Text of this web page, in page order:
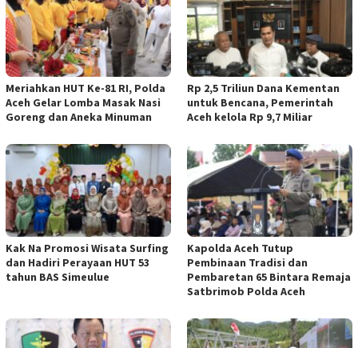
Meriahkan HUT Ke-81 RI, Polda
Aceh Gelar Lomba Masak Nasi
Goreng dan Aneka Minuman
Rp 2,5 Triliun Dana Kementan
untuk Bencana, Pemerintah
Aceh kelola Rp 9,7 Miliar
Kak Na Promosi Wisata Surfing
dan Hadiri Perayaan HUT 53
tahun BAS Simeulue
Kapolda Aceh Tutup
Pembinaan Tradisi dan
Pembaretan 65 Bintara Remaja
Satbrimob Polda Aceh